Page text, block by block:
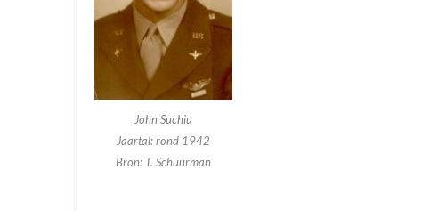
John Suchiu
Jaartal: rond 1942
Bron: T. Schuurman